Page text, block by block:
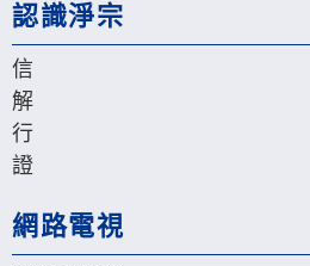
認識淨宗
信
解
行
證
網路電視